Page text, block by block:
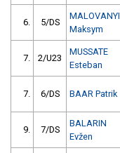
6. 5/DS
MALOVANYI
Maksym
7. 2/U23
MUSSATE
Esteban
7. 6/DS BAAR Patrik
9. 7/DS
BALARIN
Evžen